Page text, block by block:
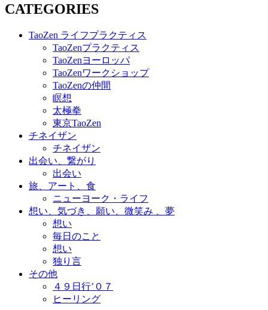
CATEGORIES
TaoZen ライフプラクティス
TaoZenプラクティス
TaoZenヨーロッパ
TaoZenワークショップ
TaoZenの仲間
瞑想
太極拳
東京TaoZen
チネイザン
チネイザン
出会い、繋がり
出会い
旅、アート、食
ニューヨーク・ライフ
想い、気づき、願い、微笑み 、夢
想い
毎日のこと
想い
独り言
その他
４９日行’０７
ヒーリング